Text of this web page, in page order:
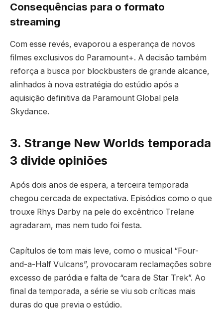
Consequências para o formato
streaming
Com esse revés, evaporou a esperança de novos
filmes exclusivos do Paramount+. A decisão também
reforça a busca por blockbusters de grande alcance,
alinhados à nova estratégia do estúdio após a
aquisição definitiva da Paramount Global pela
Skydance.
3. Strange New Worlds temporada
3 divide opiniões
Após dois anos de espera, a terceira temporada
chegou cercada de expectativa. Episódios como o que
trouxe Rhys Darby na pele do excêntrico Trelane
agradaram, mas nem tudo foi festa.
Capítulos de tom mais leve, como o musical “Four-
and-a-Half Vulcans”, provocaram reclamações sobre
excesso de paródia e falta de “cara de Star Trek”. Ao
final da temporada, a série se viu sob críticas mais
duras do que previa o estúdio.